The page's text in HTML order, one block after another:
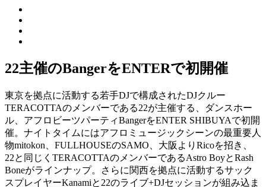
22主催のBangerをENTERで初開催
東京を拠点に活動する若手DJで構成されたDJクルー
TERACOTTAのメンバーである22が主催する、ダンスホー
ル、アフロビーツパーティBangerをENTER SHIBUYAで初開
催。ナイトタイムにはアフロミュージックシーンの最重要人
物mitokon、FULLHOUSEのSAMO、大阪よりRicoを招き、
22と同じくTERACOTTAのメンバーであるAstro BoyとRash
Boneがラインナップ。さらに関西を拠点に活動するサック
スプレイヤーKanamiと22のライブ+DJセッションが組み込ま